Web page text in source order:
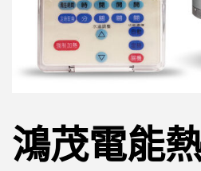
鴻茂電能熱